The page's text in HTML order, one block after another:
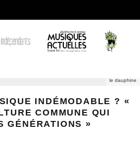
le dauphine
INDÉMODABLE ? «
COMMUNE QUI
GÉNÉRATIONS »